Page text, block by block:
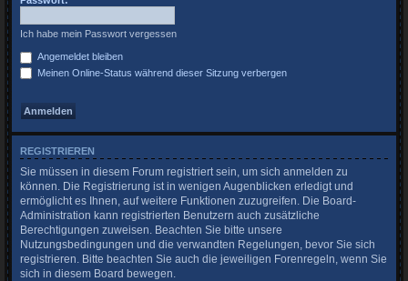
Ich habe mein Passwort vergessen
Angemeldet bleiben
Meinen Online-Status während dieser Sitzung verbergen
REGISTRIEREN
Sie müssen in diesem Forum registriert sein, um sich anmelden zu
können. Die Registrierung ist in wenigen Augenblicken erledigt und
ermöglicht es Ihnen, auf weitere Funktionen zuzugreifen. Die Board-
Administration kann registrierten Benutzern auch zusätzliche
Berechtigungen zuweisen. Beachten Sie bitte unsere
Nutzungsbedingungen und die verwandten Regelungen, bevor Sie sich
registrieren. Bitte beachten Sie auch die jeweiligen Forenregeln, wenn Sie
sich in diesem Board bewegen.